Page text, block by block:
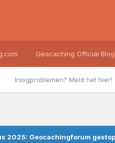
Inlogproblemen? Meld het hier!
Geocaching Official Blog
2025: Geocachingforum